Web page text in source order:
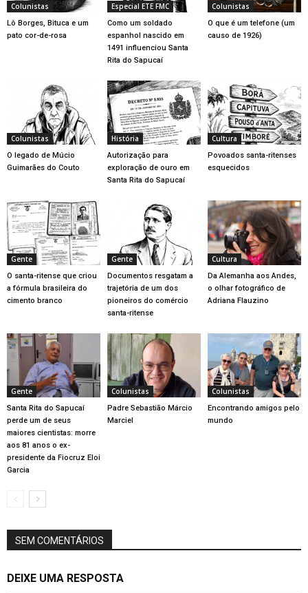
Colunistas
Lô Borges, Bituca e um
pato cor-de-rosa
Especial ETE FMC
Como um soldado
espanhol nascido em
1491 influenciou Santa
Rita do Sapucaí
Colunistas
O que é um telefone (um
causo de 1926)
Colunistas
O legado de Múcio
Guimarães do Couto
História
Autorização para
exploração de ouro em
Santa Rita do Sapucaí
Cultura
Povoados santa-ritenses
esquecidos
Gente
O santa-ritense que criou
a fórmula brasileira do
cimento branco
Gente
Documentos resgatam a
trajetória de um dos
pioneiros do comércio
santa-ritense
Cultura
Da Alemanha aos Andes,
o olhar fotográfico de
Adriana Flauzino
Gente
Santa Rita do Sapucaí
perde um de seus
maiores cientistas: morre
aos 81 anos o ex-
presidente da Fiocruz Eloi
Garcia
Colunistas
Padre Sebastião Márcio
Marciel
Colunistas
Encontrando amigos pelo
mundo
SEM COMENTÁRIOS
DEIXE UMA RESPOSTA